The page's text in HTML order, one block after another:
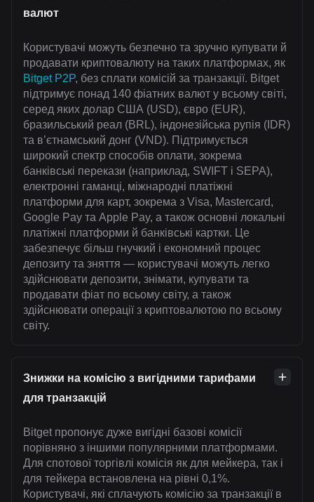
валют
Користувачі можуть безпечно та зручно купувати й
продавати криптовалюту на таких платформах, як
Bitget P2P, без сплати комісій за транзакції. Bitget
підтримує понад 140 фіатних валют у всьому світі,
серед яких долар США (USD), євро (EUR),
бразильський реал (BRL), індонезійська рупія (IDR)
та в’єтнамський донг (VND). Підтримується
широкий спектр способів оплати, зокрема
банківські перекази (наприклад, SWIFT і SEPA),
електронні гаманці, міжнародні платіжні
платформи для карт, зокрема з Visa, Mastercard,
Google Pay та Apple Pay, а також основні локальні
платіжні платформи й банківські картки. Це
забезпечує більш гнучкий і економний процес
депозиту та зняття — користувачі можуть легко
здійснювати депозити, знімати, купувати та
продавати фіат по всьому світу, а також
здійснювати операції з криптовалютою по всьому
світу.
Знижки на комісію з вигідними тарифами
для транзакцій
Bitget пропонує дуже вигідні базові комісії
порівняно з іншими популярними платформами.
Для спотової торгівлі комісія як для мейкера, так і
для тейкера встановлена на рівні 0,1%.
Користувачі, які сплачують комісію за транзакції в